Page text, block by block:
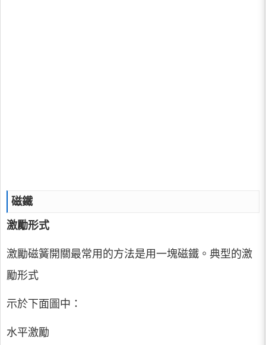
磁鐵
激勵形式
激勵磁簧開關最常用的方法是用一塊磁鐵。典型的激
勵形式
示於下面圖中：
水平激勵